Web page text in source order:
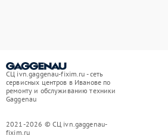
СЦ ivn.gaggenau-fixim.ru - сеть
сервисных центров в Иванове по
ремонту и обслуживанию техники
Gaggenau
2021-2026 © СЦ ivn.gaggenau-
fixim.ru